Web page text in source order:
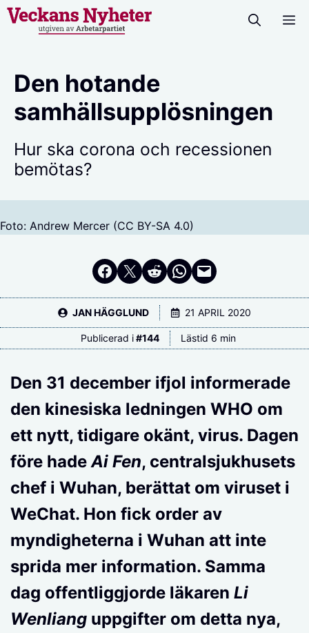
Hoppa
Den hotande
samhällsupplösningen
Hur ska corona och recessionen
bemötas?
Foto: Andrew Mercer (CC BY-SA 4.0)
Dela på Facebook
Dela på Twitter
Dela på RedditDela i WhatsApp
Maila en länk
JAN HÄGGLUND 21 APRIL 2020
Publicerad i #144 Lästid 6 min
Den 31 december ifjol informerade
den kinesiska ledningen WHO om
ett nytt, tidigare okänt, virus. Dagen
före hadeAi Fen, centralsjukhusets
chef i Wuhan, berättat om viruset i
WeChat. Hon fick order av
myndigheterna i Wuhan att inte
sprida mer information. Samma
dag offentliggjorde läkaren Li
Wenliang uppgifter om detta nya,